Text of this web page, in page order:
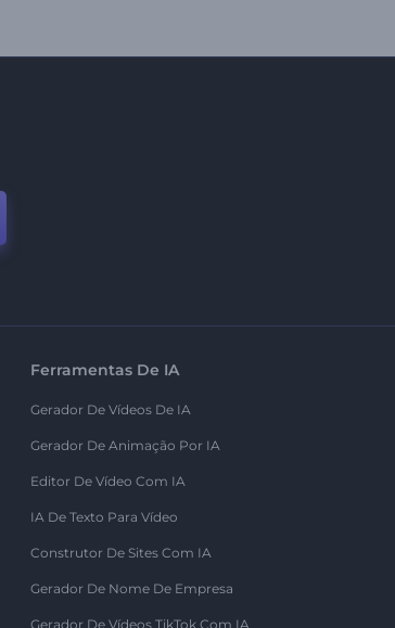
Ferramentas De IA
Gerador De Vídeos De IA
Gerador De Animação Por IA
Editor De Vídeo Com IA
IA De Texto Para Vídeo
Construtor De Sites Com IA
Gerador De Nome De Empresa
Gerador De Vídeos TikTok Com IA